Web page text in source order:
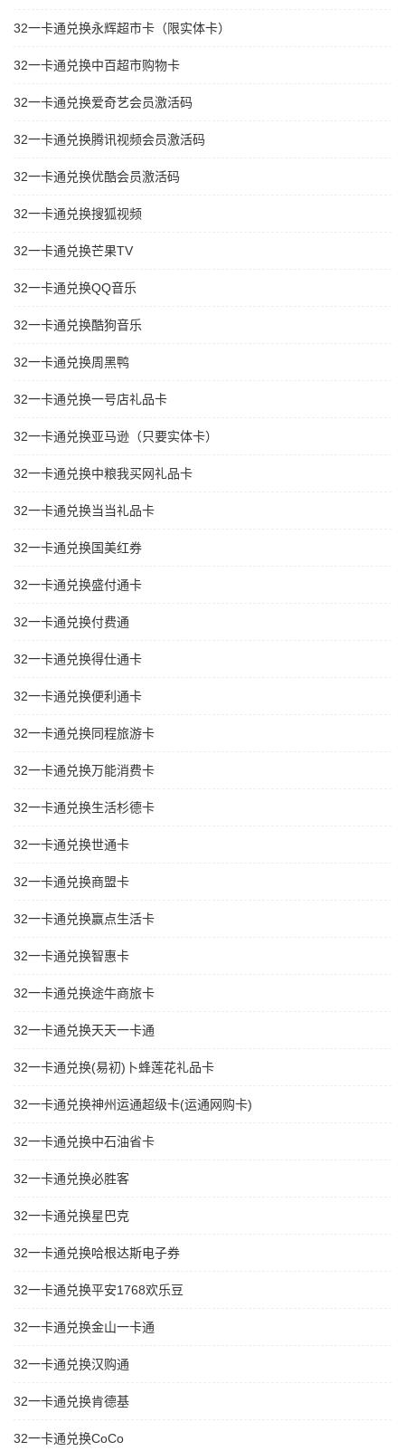
32一卡通兑换永辉超市卡（限实体卡）
32一卡通兑换中百超市购物卡
32一卡通兑换爱奇艺会员激活码
32一卡通兑换腾讯视频会员激活码
32一卡通兑换优酷会员激活码
32一卡通兑换搜狐视频
32一卡通兑换芒果TV
32一卡通兑换QQ音乐
32一卡通兑换酷狗音乐
32一卡通兑换周黑鸭
32一卡通兑换一号店礼品卡
32一卡通兑换亚马逊（只要实体卡）
32一卡通兑换中粮我买网礼品卡
32一卡通兑换当当礼品卡
32一卡通兑换国美红券
32一卡通兑换盛付通卡
32一卡通兑换付费通
32一卡通兑换得仕通卡
32一卡通兑换便利通卡
32一卡通兑换同程旅游卡
32一卡通兑换万能消费卡
32一卡通兑换生活杉德卡
32一卡通兑换世通卡
32一卡通兑换商盟卡
32一卡通兑换赢点生活卡
32一卡通兑换智惠卡
32一卡通兑换途牛商旅卡
32一卡通兑换天天一卡通
32一卡通兑换(易初)卜蜂莲花礼品卡
32一卡通兑换神州运通超级卡(运通网购卡)
32一卡通兑换中石油省卡
32一卡通兑换必胜客
32一卡通兑换星巴克
32一卡通兑换哈根达斯电子券
32一卡通兑换平安1768欢乐豆
32一卡通兑换金山一卡通
32一卡通兑换汉购通
32一卡通兑换肯德基
32一卡通兑换CoCo